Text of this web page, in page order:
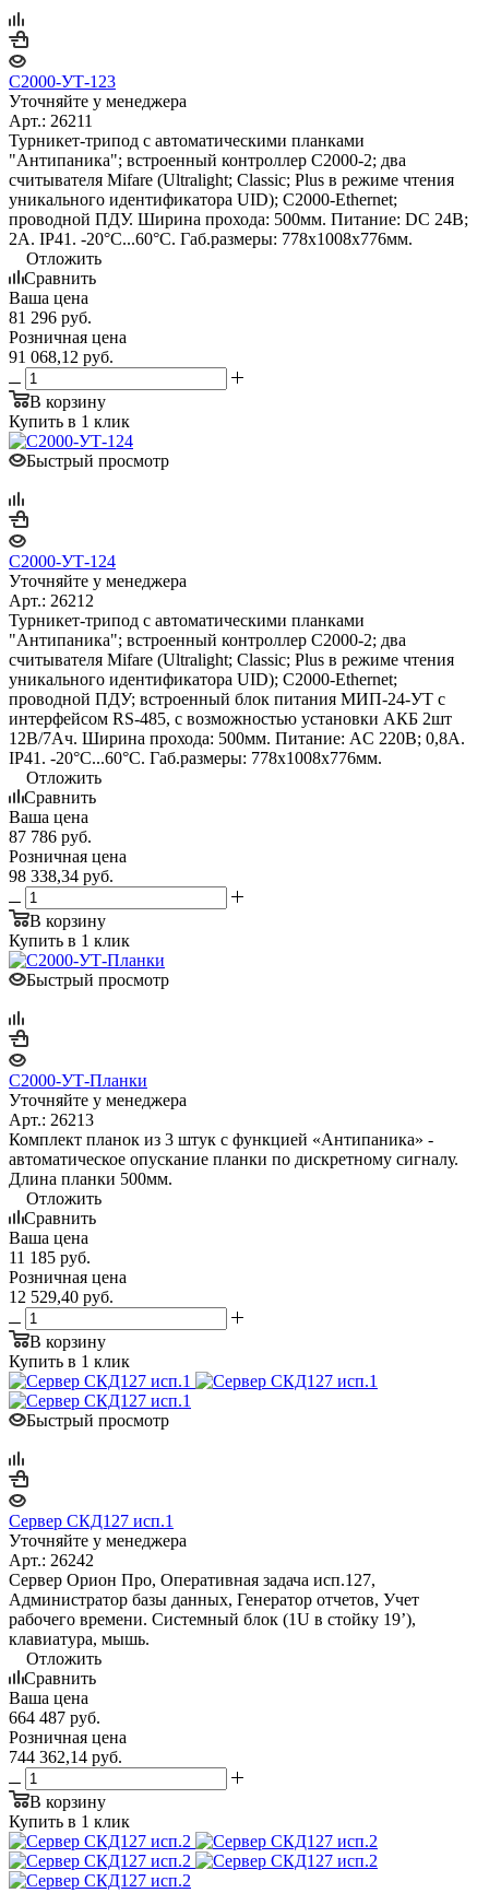
С2000-УТ-123
Уточняйте у менеджера
Арт.: 26211
Турникет-трипод с автоматическими планками
"Антипаника"; встроенный контроллер С2000-2; два
считывателя Mifare (Ultralight; Classic; Plus в режиме чтения
уникального идентификатора UID); С2000-Ethernet;
проводной ПДУ. Ширина прохода: 500мм. Питание: DC 24В;
2А. IP41. -20°С...60°С. Габ.размеры: 778х1008х776мм.
Отложить
Сравнить
Ваша цена
81 296 руб.
Розничная цена
91 068,12 руб.
В корзину
Купить в 1 клик
Быстрый просмотр
С2000-УТ-124
Уточняйте у менеджера
Арт.: 26212
Турникет-трипод с автоматическими планками
"Антипаника"; встроенный контроллер С2000-2; два
считывателя Mifare (Ultralight; Classic; Plus в режиме чтения
уникального идентификатора UID); С2000-Ethernet;
проводной ПДУ; встроенный блок питания МИП-24-УТ с
интерфейсом RS-485, с возможностью установки АКБ 2шт
12В/7Ач. Ширина прохода: 500мм. Питание: AC 220В; 0,8А.
IP41. -20°С...60°С. Габ.размеры: 778х1008х776мм.
Отложить
Сравнить
Ваша цена
87 786 руб.
Розничная цена
98 338,34 руб.
В корзину
Купить в 1 клик
Быстрый просмотр
С2000-УТ-Планки
Уточняйте у менеджера
Арт.: 26213
Комплект планок из 3 штук с функцией «Антипаника» -
автоматическое опускание планки по дискретному сигналу.
Длина планки 500мм.
Отложить
Сравнить
Ваша цена
11 185 руб.
Розничная цена
12 529,40 руб.
В корзину
Купить в 1 клик
Быстрый просмотр
Сервер СКД127 исп.1
Уточняйте у менеджера
Арт.: 26242
Сервер Орион Про, Оперативная задача исп.127,
Администратор базы данных, Генератор отчетов, Учет
рабочего времени. Системный блок (1U в стойку 19’),
клавиатура, мышь.
Отложить
Сравнить
Ваша цена
664 487 руб.
Розничная цена
744 362,14 руб.
В корзину
Купить в 1 клик